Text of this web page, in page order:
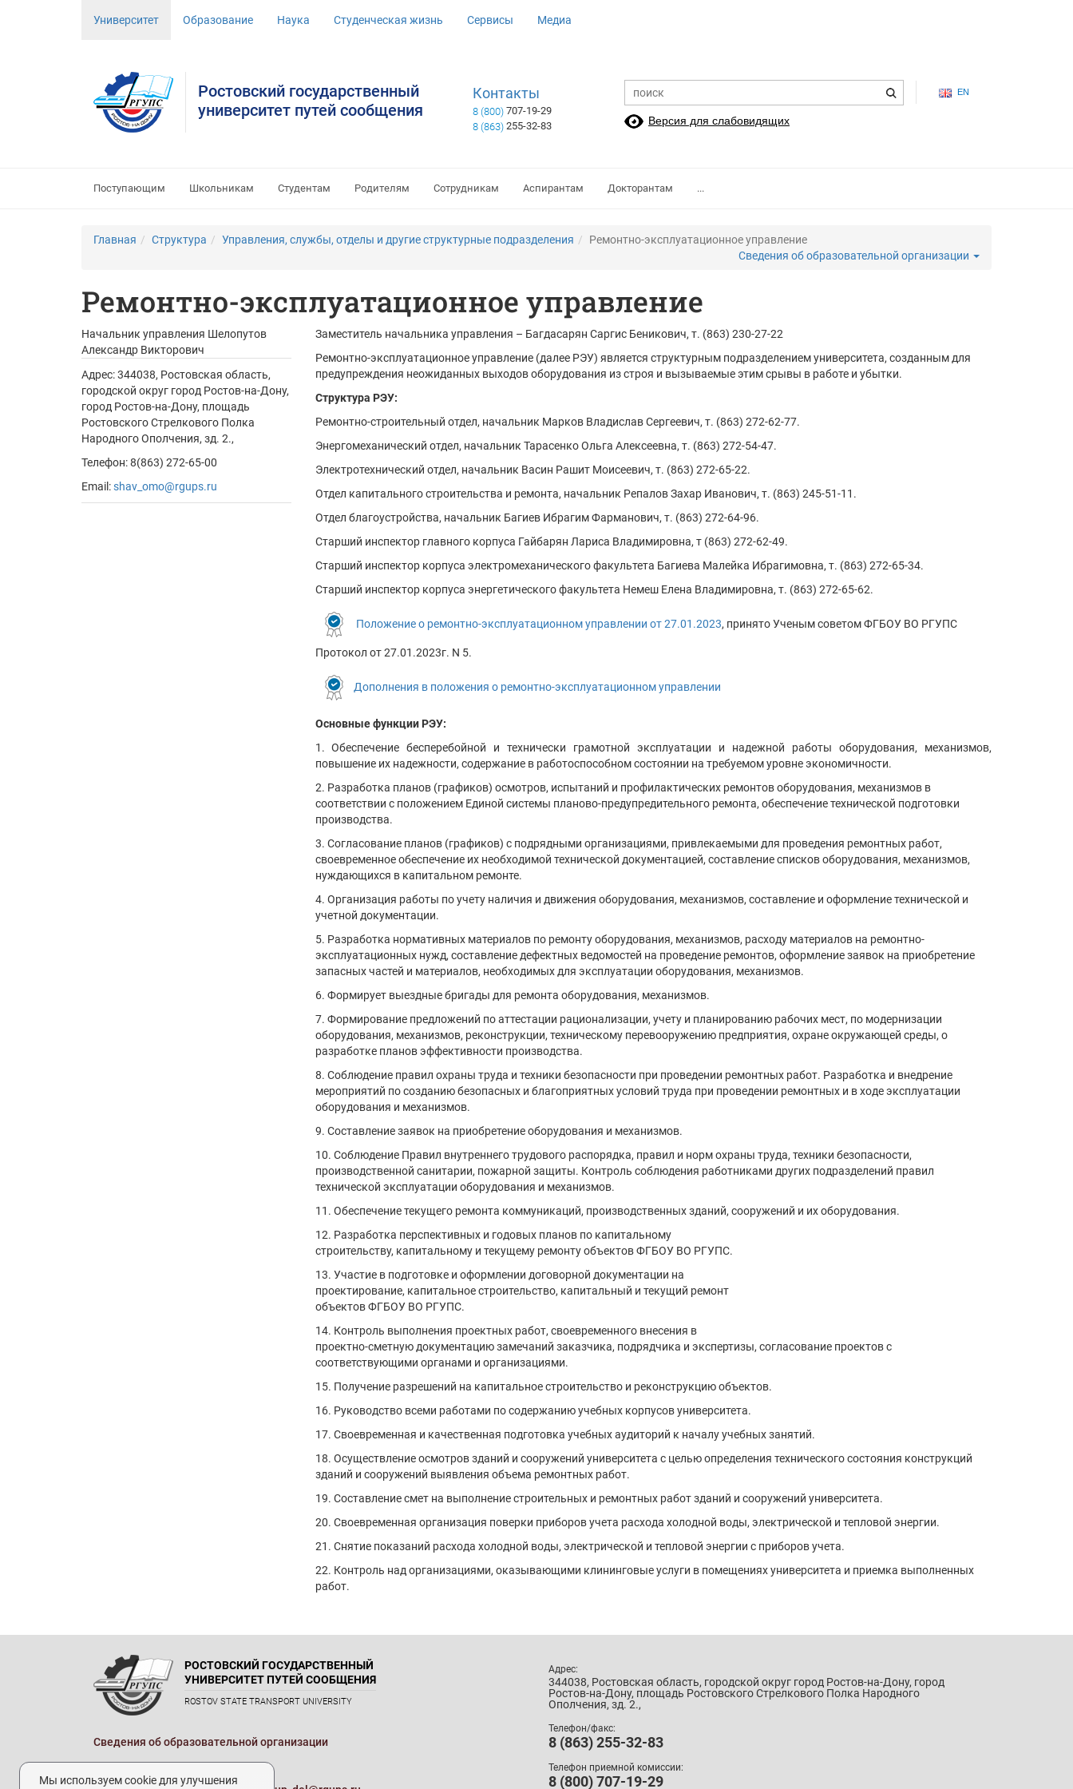
Университет Образование Наука Студенческая жизнь Сервисы Медиа
EN
Ростовский государственный
университет путей сообщения
Контакты
8 (800) 707-19-29
8 (863) 255-32-83 Версия для слабовидящих
Поступающим Школьникам Студентам Родителям Сотрудникам Аспирантам Докторантам ...
Главная Структура Управления, службы, отделы и другие структурные подразделения
Ремонтно-эксплуатационное управление
Сведения об образовательной организации
Ремонтно-эксплуатационное управление
Начальник управления Шелопутов
Александр Викторович
Адрес:344038, Ростовская область,
городской округ город Ростов-на-Дону,
город Ростов-на-Дону, площадь
Ростовского Стрелкового Полка
Народного Ополчения, зд. 2.,
Телефон: 8(863) 272-65-00
Email:shav_omo@rgups.ru
Заместитель начальника управления – Багдасарян Саргис Беникович, т. (863) 230-27-22
Ремонтно-эксплуатационное управление (далее РЭУ) является структурным подразделением университета, созданным для
предупреждения неожиданных выходов оборудования из строя и вызываемые этим срывы в работе и убытки.
Структура РЭУ:
Ремонтно-строительный отдел, начальник Марков Владислав Сергеевич, т. (863) 272-62-77.
Энергомеханический отдел, начальник Тарасенко Ольга Алексеевна, т. (863) 272-54-47.
Электротехнический отдел, начальник Васин Рашит Моисеевич, т. (863) 272-65-22.
Отдел капитального строительства и ремонта, начальник Репалов Захар Иванович, т. (863) 245-51-11.
Отдел благоустройства, начальник Багиев Ибрагим Фарманович, т. (863) 272-64-96.
Старший инспектор главного корпуса Гайбарян Лариса Владимировна, т (863) 272-62-49.
Старший инспектор корпуса электромеханического факультета Багиева Малейка Ибрагимовна, т. (863) 272-65-34.
Старший инспектор корпуса энергетического факультета Немеш Елена Владимировна, т. (863) 272-65-62.
Положение о ремонтно-эксплуатационном управлении от 27.01.2023, принято Ученым советом ФГБОУ ВО РГУПС
Протокол от 27.01.2023г. N 5.
Дополнения в положения о ремонтно-эксплуатационном управлении
Основные функции РЭУ:
1. Обеспечение бесперебойной и технически грамотной эксплуатации и надежной работы оборудования, механизмов,
повышение их надежности, содержание в работоспособном состоянии на требуемом уровне экономичности.
2. Разработка планов (графиков) осмотров, испытаний и профилактических ремонтов оборудования, механизмов в
соответствии с положением Единой системы планово-предупредительного ремонта, обеспечение технической подготовки
производства.
3. Согласование планов (графиков) с подрядными организациями, привлекаемыми для проведения ремонтных работ,
своевременное обеспечение их необходимой технической документацией, составление списков оборудования, механизмов,
нуждающихся в капитальном ремонте.
4. Организация работы по учету наличия и движения оборудования, механизмов, составление и оформление технической и
учетной документации.
5. Разработка нормативных материалов по ремонту оборудования, механизмов, расходу материалов на ремонтно-
эксплуатационных нужд, составление дефектных ведомостей на проведение ремонтов, оформление заявок на приобретение
запасных частей и материалов, необходимых для эксплуатации оборудования, механизмов.
6. Формирует выездные бригады для ремонта оборудования, механизмов.
7. Формирование предложений по аттестации рационализации, учету и планированию рабочих мест, по модернизации
оборудования, механизмов, реконструкции, техническому перевооружению предприятия, охране окружающей среды, о
разработке планов эффективности производства.
8. Соблюдение правил охраны труда и техники безопасности при проведении ремонтных работ. Разработка и внедрение
мероприятий по созданию безопасных и благоприятных условий труда при проведении ремонтных и в ходе эксплуатации
оборудования и механизмов.
9. Составление заявок на приобретение оборудования и механизмов.
10. Соблюдение Правил внутреннего трудового распорядка, правил и норм охраны труда, техники безопасности,
производственной санитарии, пожарной защиты. Контроль соблюдения работниками других подразделений правил
технической эксплуатации оборудования и механизмов.
11. Обеспечение текущего ремонта коммуникаций, производственных зданий, сооружений и их оборудования.
12. Разработка перспективных и годовых планов по капитальному
строительству, капитальному и текущему ремонту объектов ФГБОУ ВО РГУПС.
13. Участие в подготовке и оформлении договорной документации на
проектирование, капитальное строительство, капитальный и текущий ремонт
объектов ФГБОУ ВО РГУПС.
14. Контроль выполнения проектных работ, своевременного внесения в
проектно-сметную документацию замечаний заказчика, подрядчика и экспертизы, согласование проектов с
соответствующими органами и организациями.
15. Получение разрешений на капитальное строительство и реконструкцию объектов.
16. Руководство всеми работами по содержанию учебных корпусов университета.
17. Своевременная и качественная подготовка учебных аудиторий к началу учебных занятий.
18. Осуществление осмотров зданий и сооружений университета с целью определения технического состояния конструкций
зданий и сооружений выявления объема ремонтных работ.
19. Составление смет на выполнение строительных и ремонтных работ зданий и сооружений университета.
20. Своевременная организация поверки приборов учета расхода холодной воды, электрической и тепловой энергии.
21. Снятие показаний расхода холодной воды, электрической и тепловой энергии с приборов учета.
22. Контроль над организациями, оказывающими клининговые услуги в помещениях университета и приемка выполненных
работ.
РОСТОВСКИЙ ГОСУДАРСТВЕННЫЙ
УНИВЕРСИТЕТ ПУТЕЙ СООБЩЕНИЯ
ROSTOV STATE TRANSPORT UNIVERSITY
Сведения об образовательной организации
Реквизиты
Адрес:
344038, Ростовская область, городской округ город Ростов-на-Дону, город
Ростов-на-Дону, площадь Ростовского Стрелкового Полка Народного
Ополчения, зд. 2.,
Телефон/факс:
8 (863) 255-32-83
Телефон приемной комиссии:
8 (800) 707-19-29
Мы используем cookie для улучшения